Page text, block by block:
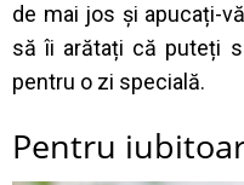
de mai jos și apucați-
să îi arătați că puteți
pentru o zi specială.
Pentru